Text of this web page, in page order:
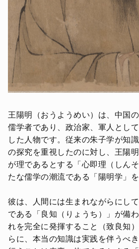
王陽明（おうようめい）は、中国
儒学者であり、政治家、軍人とし
した人物です。従来の朱子学が知
の探究を重視したのに対し、王陽
が理であるとする「心即理（しん
たな儒学の潮流である「陽明学」を
彼は、人間には生まれながらにし
である「良知（りょうち）」が備
れを完全に発揮すること（致良知
らに、本当の知識は実践を伴うべ